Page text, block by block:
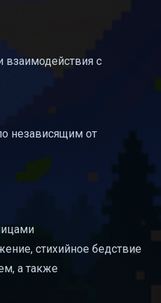
взаимодействия с
независящим от
стихийное бедствие
а также